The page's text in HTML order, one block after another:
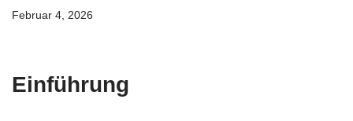
Februar 4, 2026
Einführung